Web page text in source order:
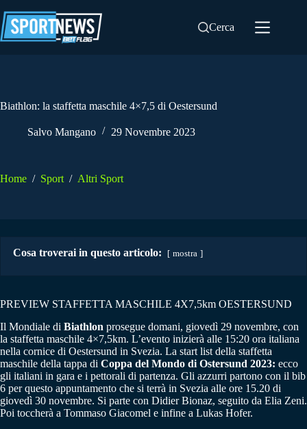
al
contenuto
Cerca
Biathlon: la staffetta maschile 4×7,5 di Oestersund
Salvo Mangano 29 Novembre 2023
Home / Sport / Altri Sport
Cosa troverai in questo articolo: mostra
PREVIEW STAFFETTA MASCHILE 4X7,5km OESTERSUND
Il Mondiale di Biathlon prosegue domani, giovedì 29 novembre, con
la staffetta maschile 4×7,5km. L’evento inizierà alle 15:20 ora italiana
nella cornice di Oestersund in Svezia. La start list della staffetta
maschile della tappa di Coppa del Mondo di Ostersund 2023: ecco
gli italiani in gara e i pettorali di partenza. Gli azzurri partono con il bib
6 per questo appuntamento che si terrà in Svezia alle ore 15.20 di
giovedì 30 novembre. Si parte con Didier Bionaz, seguito da Elia Zeni.
Poi toccherà a Tommaso Giacomel e infine a Lukas Hofer.